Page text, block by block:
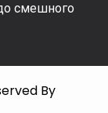
смешного
By